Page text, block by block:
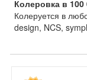
Колеровка в 100
Колеруется в
design, NCS,